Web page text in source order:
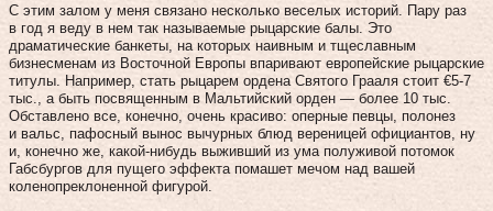
С этим залом у меня связано несколько веселых историй. Пару раз
в год я веду в нем так называемые рыцарские балы. Это
драматические банкеты, на которых наивным и тщеславным
бизнесменам из Восточной Европы впаривают европейские рыцарские
титулы. Например, стать рыцарем ордена Святого Грааля стоит €5‑7
тыс., а быть посвященным в Мальтийский орден — более 10 тыс.
Обставлено все, конечно, очень красиво: оперные певцы, полонез
и вальс, пафосный вынос вычурных блюд вереницей официантов, ну
и, конечно же, какой‑нибудь выживший из ума полуживой потомок
Габсбургов для пущего эффекта помашет мечом над вашей
коленопреклоненной фигурой.